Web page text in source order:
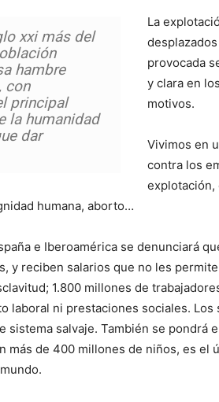
xxi más del
hambre
con
principal
la humanidad
dar
La
provocada
y clara en
motivos.
Vivimos en
contra los
explotación,
humana, aborto…
e Iberoamérica se denunciará
y reciben salarios que no les
1.800 millones de
laboral ni prestaciones sociales.
sistema salvaje. También se pondrá
más de 400 millones de niños, es el